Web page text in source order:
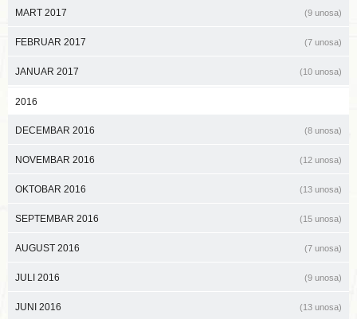
MART 2017 (9 unosa)
FEBRUAR 2017 (7 unosa)
JANUAR 2017 (10 unosa)
2016
DECEMBAR 2016 (8 unosa)
NOVEMBAR 2016 (12 unosa)
OKTOBAR 2016 (13 unosa)
SEPTEMBAR 2016 (15 unosa)
AUGUST 2016 (7 unosa)
JULI 2016 (9 unosa)
JUNI 2016 (13 unosa)